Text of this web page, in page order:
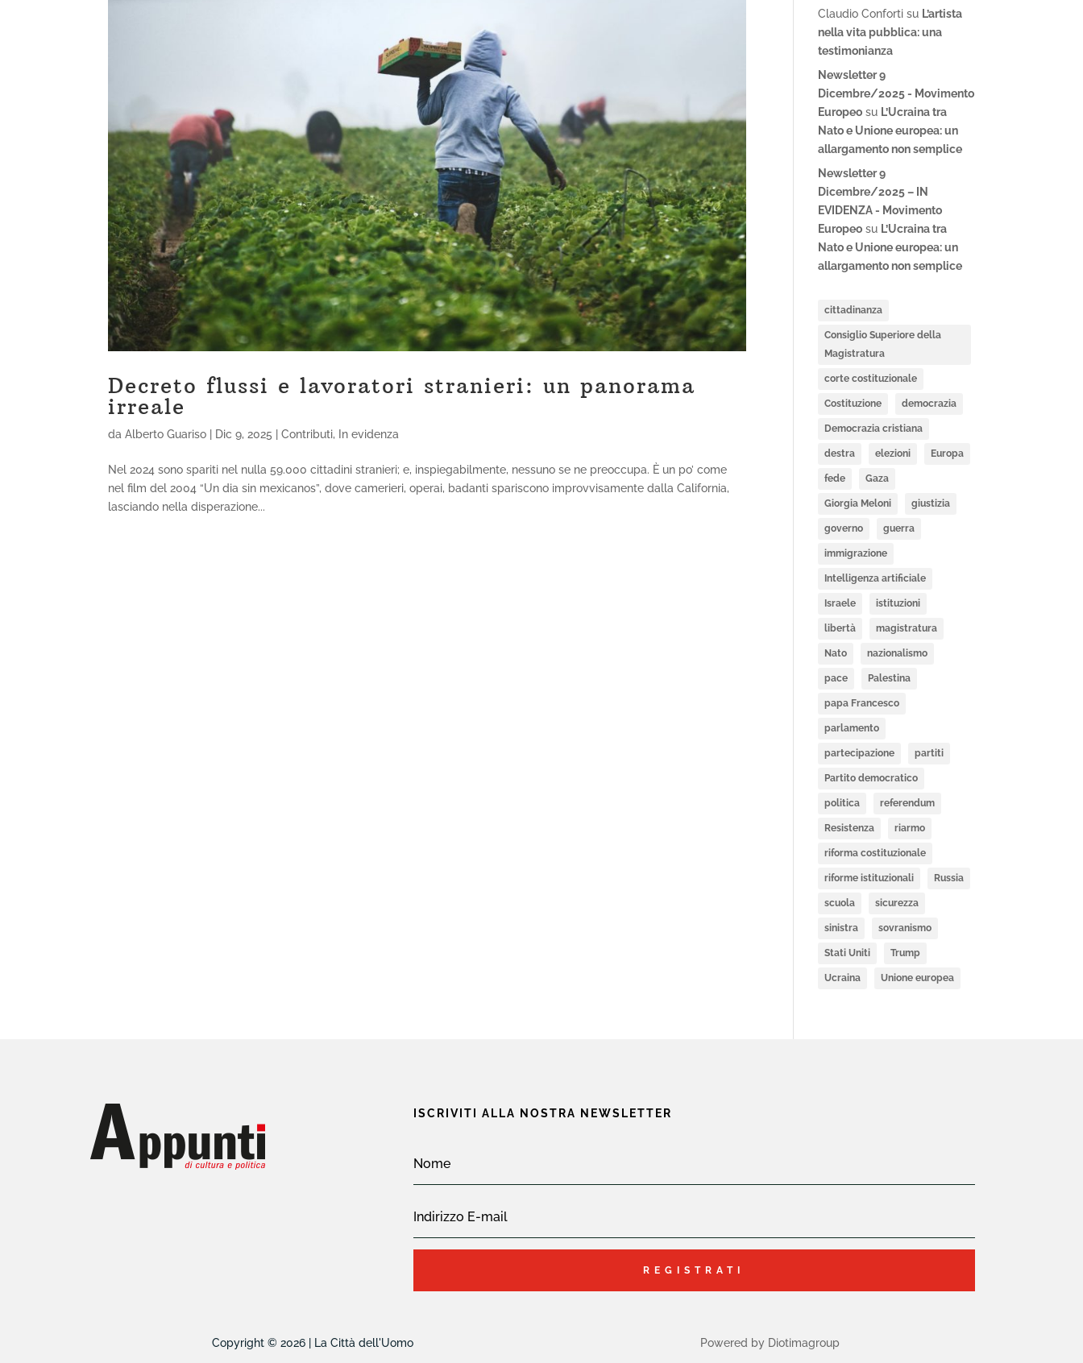
Decreto flussi e lavoratori stranieri: un panorama
irreale
daAlberto Guariso Dic 9, 2025 |Contributi, In evidenza
Nel 2024 sono spariti nel nulla 59.000 cittadini stranieri; e, inspiegabilmente, nessuno se ne preoccupa. È un po’ come
nel film del 2004 “Un dia sin mexicanos”, dove camerieri, operai, badanti spariscono improvvisamente dalla California,
lasciando nella disperazione...
Claudio Conforti su L’artista
nella vita pubblica: una
testimonianza
Newsletter 9
Dicembre/2025 - Movimento
Europeo su L’Ucraina tra
Nato e Unione europea: un
allargamento non semplice
Newsletter 9
Dicembre/2025 – IN
EVIDENZA - Movimento
Europeo su L’Ucraina tra
Nato e Unione europea: un
allargamento non semplice
cittadinanza
Consiglio Superiore della
Magistratura
corte costituzionale
Costituzione democrazia
Democrazia cristiana
destra elezioni Europa
fede Gaza
Giorgia Meloni giustizia
governo guerra
immigrazione
Intelligenza artificiale
Israele istituzioni
libertà magistratura
Nato nazionalismo
pace Palestina
papa Francesco
parlamento
partecipazione partiti
Partito democratico
politica referendum
Resistenza riarmo
riforma costituzionale
riforme istituzionali Russia
scuola sicurezza
sinistra sovranismo
Stati Uniti Trump
Ucraina Unione europea
ISCRIVITI ALLA NOSTRA NEWSLETTER
REGISTRATI
Copyright © 2026 | La Città dell'Uomo Powered by Diotimagroup